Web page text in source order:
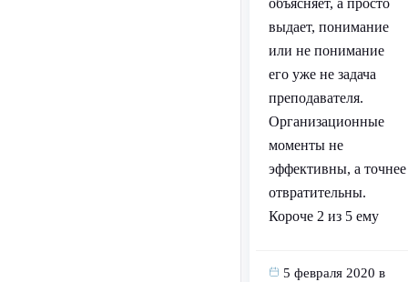
объясняет, а просто
выдает, понимание
или не понимание
его уже не задача
преподавателя.
Организационные
моменты не
эффективны, а точнее
отвратительны.
Короче 2 из 5 ему
5 февраля 2020 в